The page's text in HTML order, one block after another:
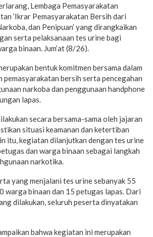
Lembaga Pemasyarakatan
‘Ikrar Pemasyarakatan Bersih dari
dan Penipuan’ yang dirangkaikan
serta pelaksanaan tes urine bagi
binaan. Jum’at (8/26).
bentuk komitmen bersama dalam
pemasyarakatan bersih serta pencegahan
narkoba dan penggunaan handphone
lapas.
secara bersama-sama oleh jajaran
situasi keamanan dan ketertiban
itu, kegiatan dilanjutkan dengan tes urine
dan warga binaan sebagai langkah
narkotika.
yang menjalani tes urine sebanyak 55
warga binaan dan 15 petugas lapas. Dari
dilakukan, seluruh peserta dinyatakan
bahwa kegiatan ini merupakan